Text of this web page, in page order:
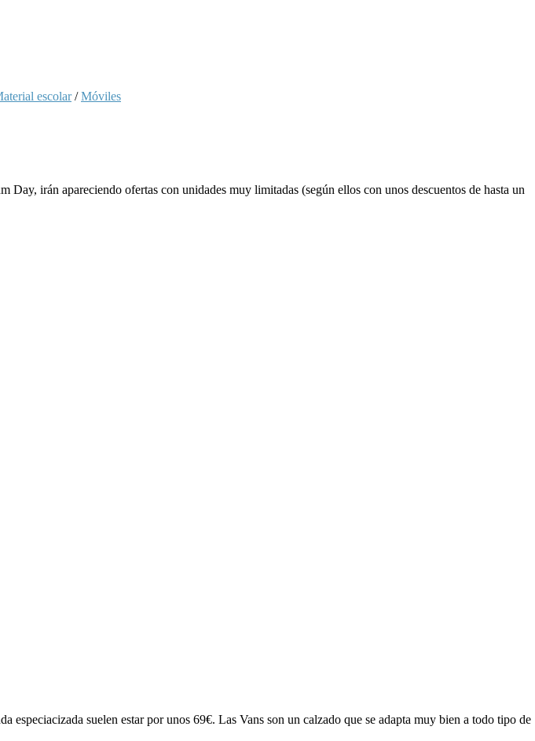
escolar/Móviles
irán apareciendo ofertas con unidades muy limitadas (según ellos con unos descuentos de hasta un
suelen estar por unos 69€. Las Vans son un calzado que se adapta muy bien a todo tipo de